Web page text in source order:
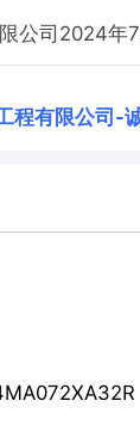
公司2024年
程有限公司-